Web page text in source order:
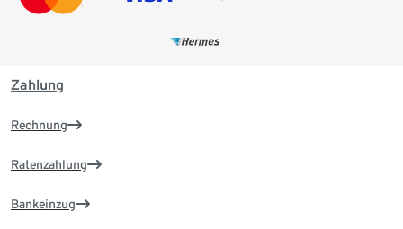
Zahlung
Rechnung
Ratenzahlung
Bankeinzug